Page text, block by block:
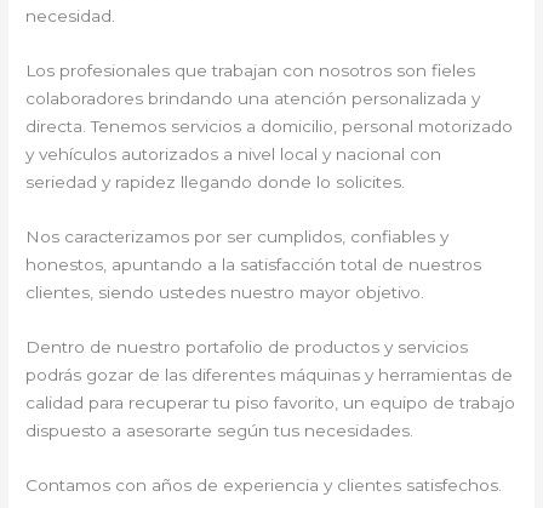
necesidad.
Los profesionales que trabajan con nosotros son fieles
colaboradores brindando una atención personalizada y
directa. Tenemos servicios a domicilio, personal motorizado
y vehículos autorizados a nivel local y nacional con
seriedad y rapidez llegando donde lo solicites.
Nos caracterizamos por ser cumplidos, confiables y
honestos, apuntando a la satisfacción total de nuestros
clientes, siendo ustedes nuestro mayor objetivo.
Dentro de nuestro portafolio de productos y servicios
podrás gozar de las diferentes máquinas y herramientas de
calidad para recuperar tu piso favorito, un equipo de trabajo
dispuesto a asesorarte según tus necesidades.
Contamos con años de experiencia y clientes satisfechos.